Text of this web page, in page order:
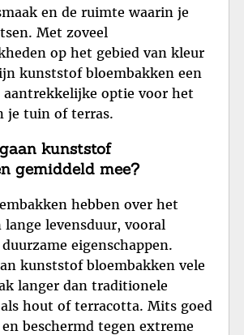
en de ruimte waarin je
Met zoveel
op het gebied van kleur
kunststof bloembakken een
aantrekkelijke optie voor het
je tuin of terras.
kunststof
gemiddeld mee?
hebben over het
lange levensduur, vooral
eigenschappen.
kunststof bloembakken vele
langer dan traditionele
hout of terracotta. Mits goed
beschermd tegen extreme